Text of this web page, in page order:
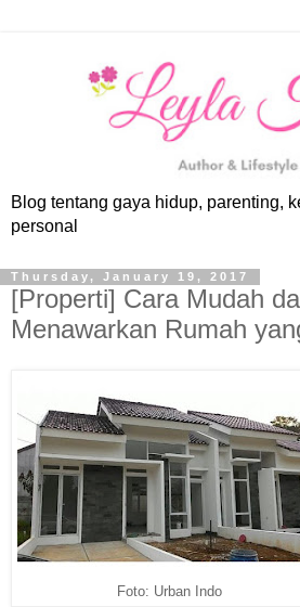
Blog tentang gaya hidup, parenting,
personal
Thursday, January 19, 2017
[Properti] Cara Mudah
Menawarkan Rumah
Foto: Urban Indo